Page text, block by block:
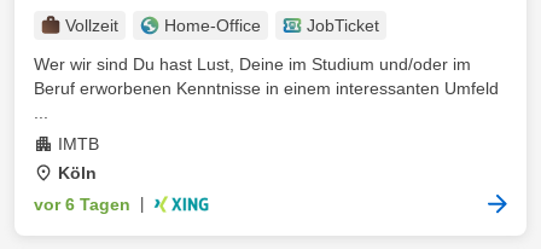
Vollzeit Home-Office
JobTicket
Wer wir sind Du hast Lust, Deine im Studium und/oder im
Beruf erworbenen Kenntnisse in einem interessanten Umfeld
IMTB
Köln
vor 6 Tagen